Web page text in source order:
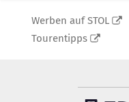
Werben auf STOL
Tourentipps